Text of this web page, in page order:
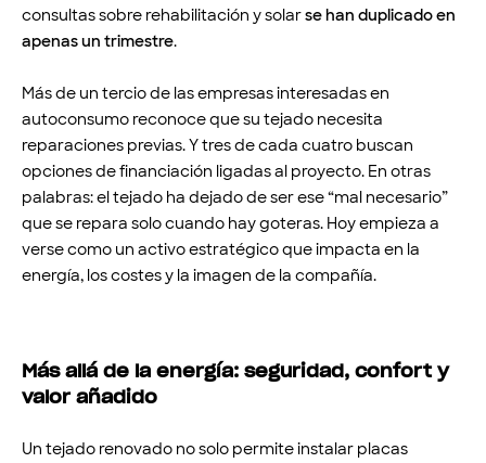
consultas sobre rehabilitación y solarse han duplicado en
apenas un trimestre.
Más de un tercio de las empresas interesadas en
autoconsumo reconoce que su tejado necesita
reparaciones previas. Y tres de cada cuatro buscan
opciones de financiación ligadas al proyecto. En otras
palabras: el tejado ha dejado de ser ese “mal necesario”
que se repara solo cuando hay goteras. Hoy empieza a
verse como un activo estratégico que impacta en la
energía, los costes y la imagen de la compañía.
Más allá de la energía: seguridad, confort y
valor añadido
Un tejado renovado no solo permite instalar placas